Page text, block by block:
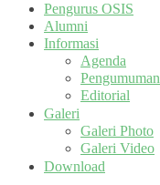
Pengurus OSIS
Alumni
Informasi
Agenda
Pengumuman
Editorial
Galeri
Galeri Photo
Galeri Video
Download